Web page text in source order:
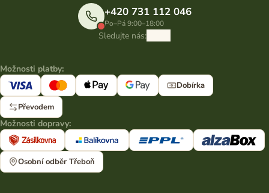
+420 731 112 046
Po–Pá 9:00–18:00
Sledujte nás:
Možnosti platby:
Dobírka
Převodem
Možnosti dopravy:
Osobní odběr Třeboň